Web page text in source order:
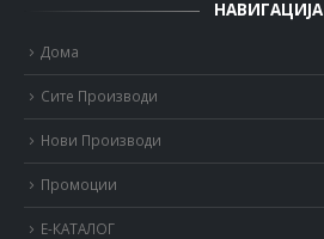
НАВИГАЦИЈА
Дома
Сите Производи
Нови Производи
Промоции
Е-КАТАЛОГ